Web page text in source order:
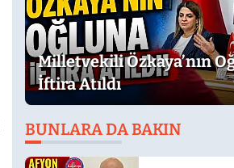
Milletvekili Özkaya’nın
İftira Atıldı
BUNLARA DA BAKIN